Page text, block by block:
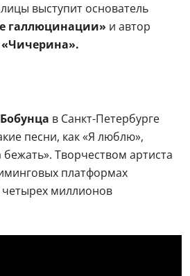
выступит основатель
галлюцинации» и автор
«Чичерина».
в Санкт-Петербурге
песни, как «Я люблю»,
Творчеством артиста
платформах
четырех миллионов